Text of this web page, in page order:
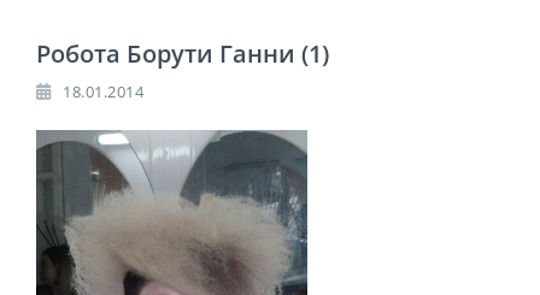
Робота Борути Ганни (1)
18.01.2014